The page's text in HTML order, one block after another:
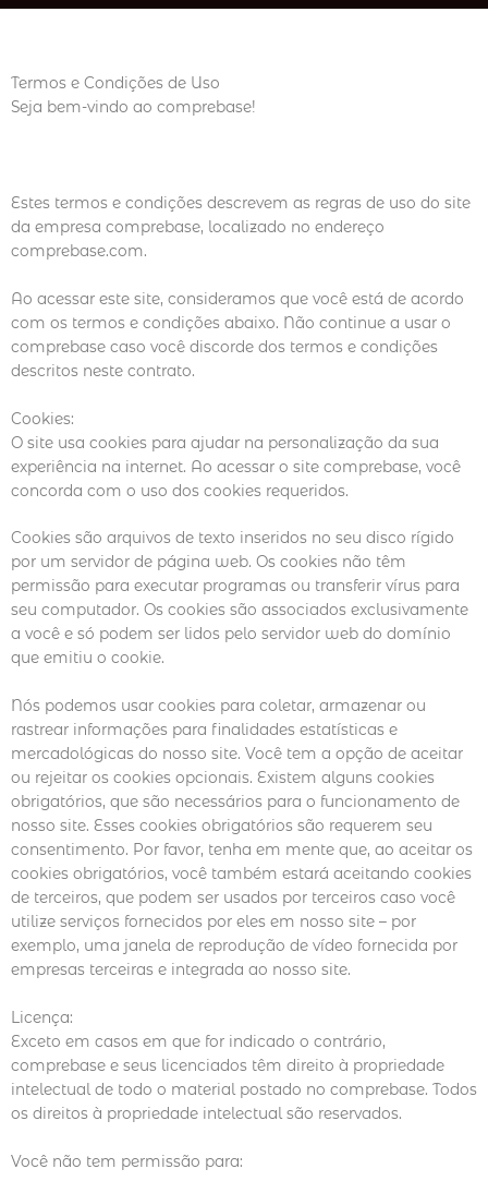
b
a
m
s
Termos e Condições de Uso
Seja bem-vindo ao comprebase!
Estes termos e condições descrevem as regras de uso do site
da empresa comprebase, localizado no endereço
comprebase.com.
Ao acessar este site, consideramos que você está de acordo
com os termos e condições abaixo. Não continue a usar o
comprebase caso você discorde dos termos e condições
descritos neste contrato.
Cookies:
O site usa cookies para ajudar na personalização da sua
experiência na internet. Ao acessar o site comprebase, você
concorda com o uso dos cookies requeridos.
Cookies são arquivos de texto inseridos no seu disco rígido
por um servidor de página web. Os cookies não têm
permissão para executar programas ou transferir vírus para
seu computador. Os cookies são associados exclusivamente
a você e só podem ser lidos pelo servidor web do domínio
que emitiu o cookie.
Nós podemos usar cookies para coletar, armazenar ou
rastrear informações para finalidades estatísticas e
mercadológicas do nosso site. Você tem a opção de aceitar
ou rejeitar os cookies opcionais. Existem alguns cookies
obrigatórios, que são necessários para o funcionamento de
nosso site. Esses cookies obrigatórios são requerem seu
consentimento. Por favor, tenha em mente que, ao aceitar os
cookies obrigatórios, você também estará aceitando cookies
de terceiros, que podem ser usados por terceiros caso você
utilize serviços fornecidos por eles em nosso site – por
exemplo, uma janela de reprodução de vídeo fornecida por
empresas terceiras e integrada ao nosso site.
Licença:
Exceto em casos em que for indicado o contrário,
comprebase e seus licenciados têm direito à propriedade
intelectual de todo o material postado no comprebase. Todos
os direitos à propriedade intelectual são reservados.
Você não tem permissão para: